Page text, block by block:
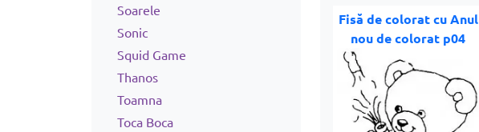
Soarele
Sonic
Squid Game
Thanos
Toamna
Toca Boca
Fisă de colorat cu Anul
nou de colorat p04